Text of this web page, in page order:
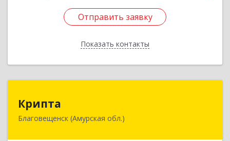
Отправить заявку
Показать контакты
Отправить заявку
Назад
Крипта
Благовещенск (Амурская обл.)
675000, Амурская обл, Благовещенск г,